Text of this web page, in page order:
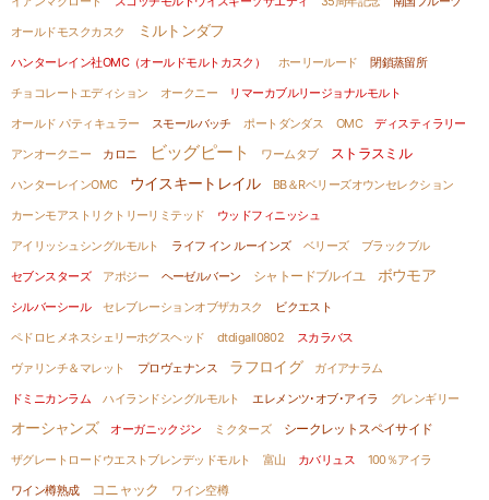
オールドモスクカスク
ミルトンダフ
ハンターレイン社OMC（オールドモルトカスク） ホーリールード
閉鎖蒸留所
チョコレートエディション
オークニー
リマーカブルリージョナルモルト
オールド パティキュラー
スモールバッチ ポートダンダス OMC
ディスティラリー
アンオークニー
カロニ ビッグピート ワームタブ ストラスミル
ハンターレインOMC ウイスキートレイル
BB＆Rベリーズオウンセレクション
カーンモアストリクトリーリミテッド
ウッドフィニッシュ
アイリッシュシングルモルト
ライフ イン ルーインズ ベリーズ
ブラックブル
セブンスターズ
アポジー ヘーゼルバーン シャトードブルイユ ボウモア
シルバーシール セレブレーションオブザカスク
ビクエスト
ペドロヒメネスシェリーホグスヘッド
dtdigall0802
スカラバス
ヴァリンチ＆マレット
プロヴェナンス ラフロイグ
ガイアナラム
ドミニカンラム
ハイランドシングルモルト エレメンツ･オブ･アイラ グレンギリー
オーシャンズ オーガニックジン ミクターズ
シークレットスペイサイド
ザグレートロードウエストブレンデッドモルト
富山 カバリュス
100％アイラ
ワイン樽熟成
コニャック
ワイン空樽